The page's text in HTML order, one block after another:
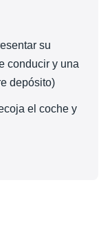
su
conducir y una
depósito)
el coche y